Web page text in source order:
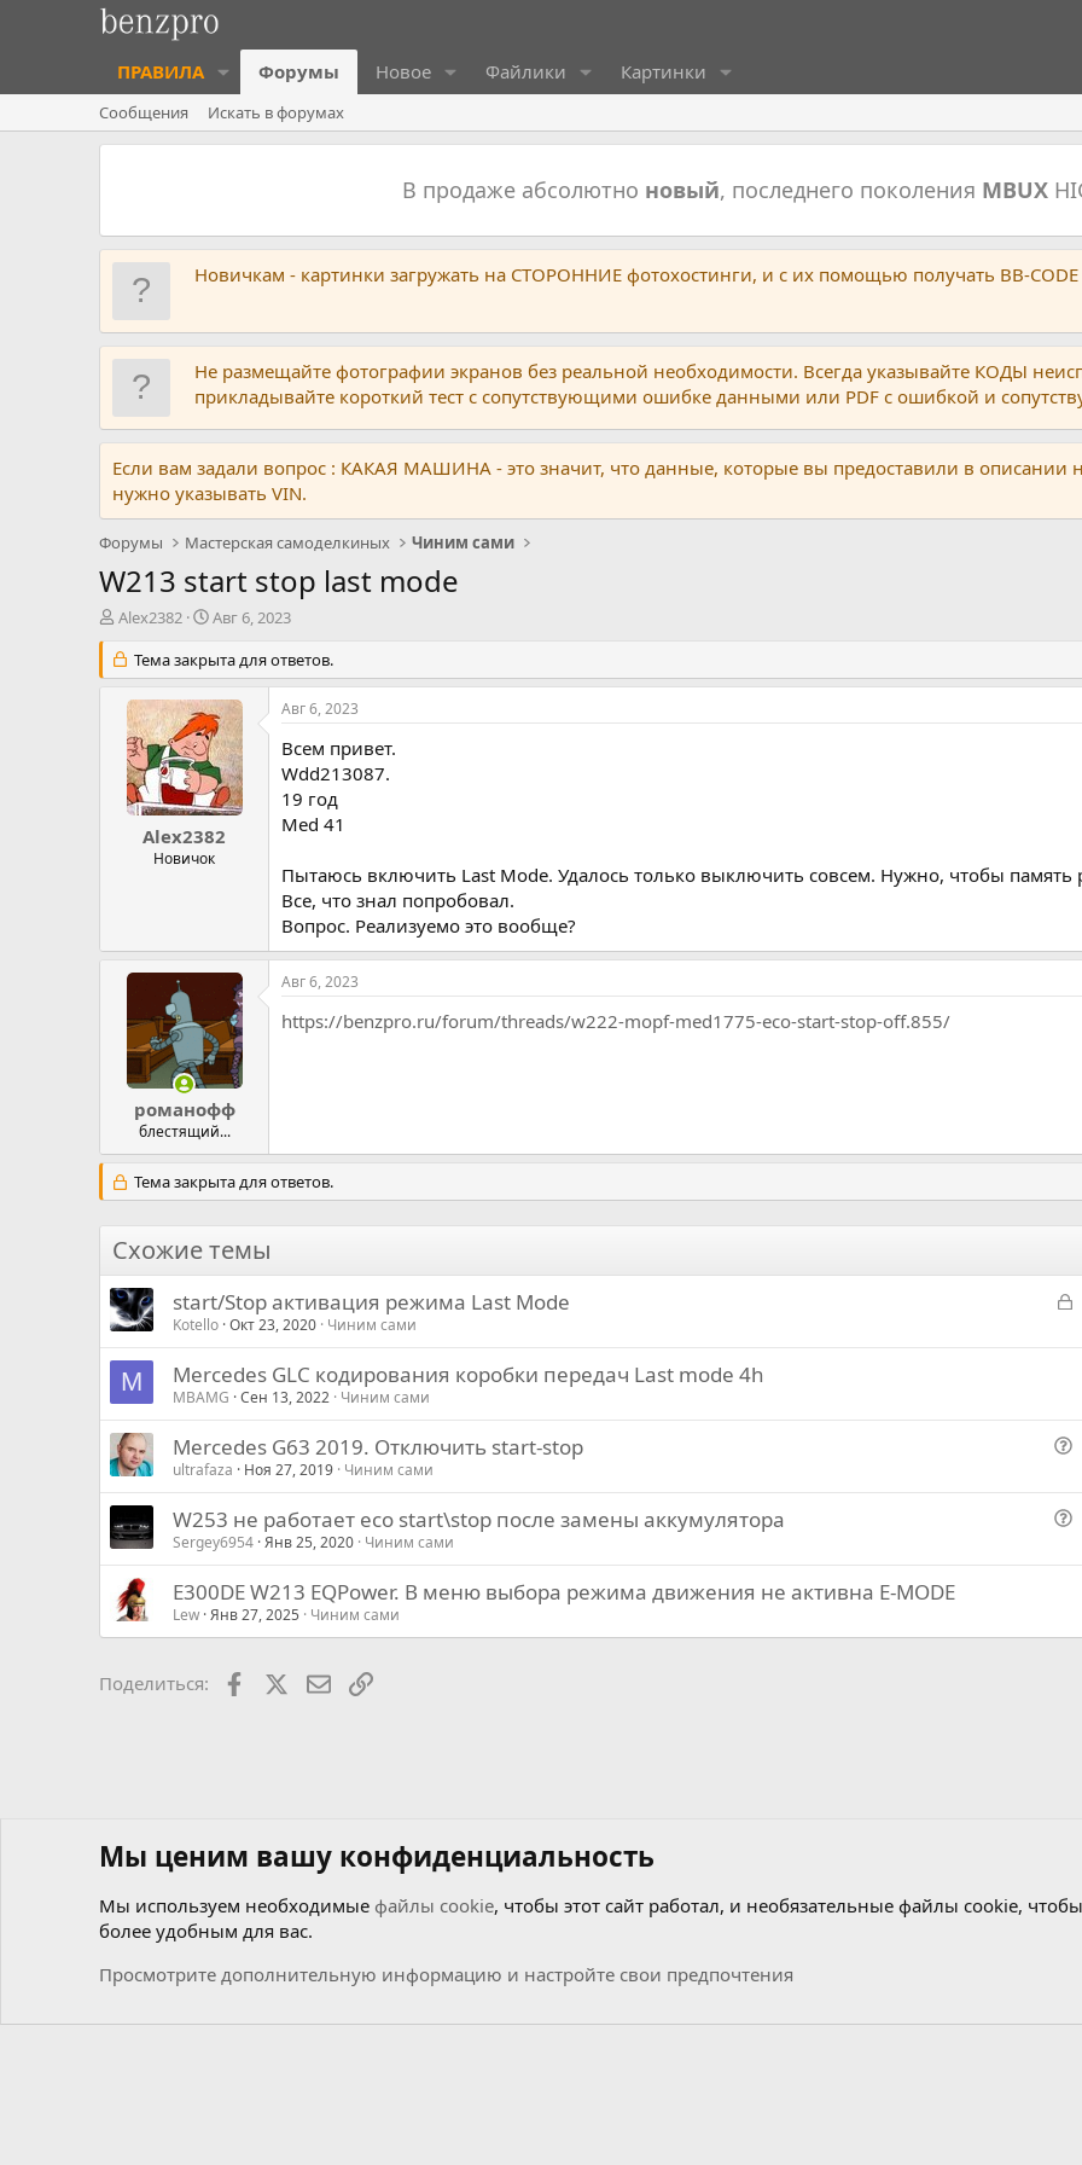
ПРАВИЛА Форумы Новое Файлики Картинки
Сообщения Искать в форумах
В продаже абсолютно новый, последнего поколения MBUX
Новичкам - картинки загружать на СТОРОННИЕ фотохостинги, и с их помощью получать BB-
Не размещайте фотографии экранов без реальной необходимости. Всегда указывайте КОДЫ
прикладывайте короткий тест с сопутствующими ошибке данными или PDF с ошибкой и
Если вам задали вопрос : КАКАЯ МАШИНА - это значит, что данные, которые вы предоставили в описании
нужно указывать VIN.
Форумы Мастерская самоделкиных Чиним сами
W213 start stop last mode
А
т
о
м
ы
Alex2382
Д
т
а
н
а
ч
а
л
а
Авг 6, 2023
Тема закрыта для ответов.
Alex2382
Новичок
Авг 6, 2023
Всем привет.
Wdd213087.
19 год
Med 41
Пытаюсь включить Last Mode. Удалось только выключить совсем. Нужно, чтобы память
Все, что знал попробовал.
Вопрос. Реализуемо это вообще?
романофф
блестящий...
Авг 6, 2023
https://benzpro.ru/forum/threads/w222-mopf-med1775-eco-start-stop-off.855/
Тема закрыта для ответов.
Схожие темы
З
к
т
ы
start/Stop активация режима Last Mode
Kotello Окт 23, 2020 Чиним сами
M Mercedes GLC кодирования коробки передач Last mode 4h
MBAMG Сен 13, 2022 Чиним сами
В
п
р
с
Mercedes G63 2019. Отключить start-stop
ultrafaza Ноя 27, 2019 Чиним сами
В
п
с
W253 не работает eco start\stop после замены аккумулятора
Sergey6954 Янв 25, 2020 Чиним сами
E300DE W213 EQPower. В меню выбора режима движения не активна E-MODE
Lew Янв 27, 2025 Чиним сами
Поделиться: Facebook ПочтаСсылкой
Форумы Мастерская самоделкиных
Мы ценим вашу конфиденциальность
Мы используем необходимые файлы cookie, чтобы этот сайт работал, и необязательные файлы cookie,
более удобным для вас.
Просмотрите дополнительную информацию и настройте свои предпочтения